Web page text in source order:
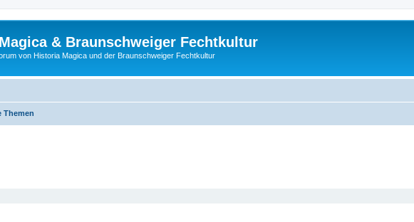
& Braunschweiger Fechtkultur
von Historia Magica und der Braunschweiger Fechtkultur
Themen